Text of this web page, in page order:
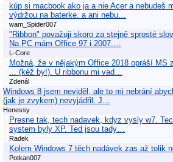
kúp si macbook ako ja a nie Acer a nebudeš
výdržou na baterke. a ani nebu…
wam_Spider007
"Ribbon" považuji skoro za stejně sprosté
Na PC mám Office 97 i 2007.…
L-Core
Možná, že v nějakým Office 2018 opráší MS
... (kéž by!). U ribbonu mi vad…
Zdenál
Windows 8 jsem neviděl, ale to mi nebrání
(jak je zvykem) nevyjádřil. J…
Henessy
Presne tak, tech nadavek, kdyz vysly w7.
system byly XP. Ted jsou tady…
Radek
Kolem Windows 7 těch nadávek zas až tolik
Potkan007